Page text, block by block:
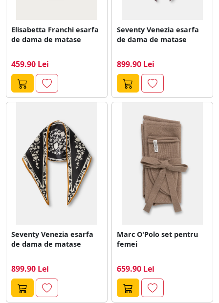
Elisabetta Franchi esarfa
de dama de matase
459.90 Lei
Seventy Venezia esarfa
de dama de matase
899.90 Lei
Seventy Venezia esarfa
de dama de matase
899.90 Lei
Marc O'Polo set pentru
femei
659.90 Lei